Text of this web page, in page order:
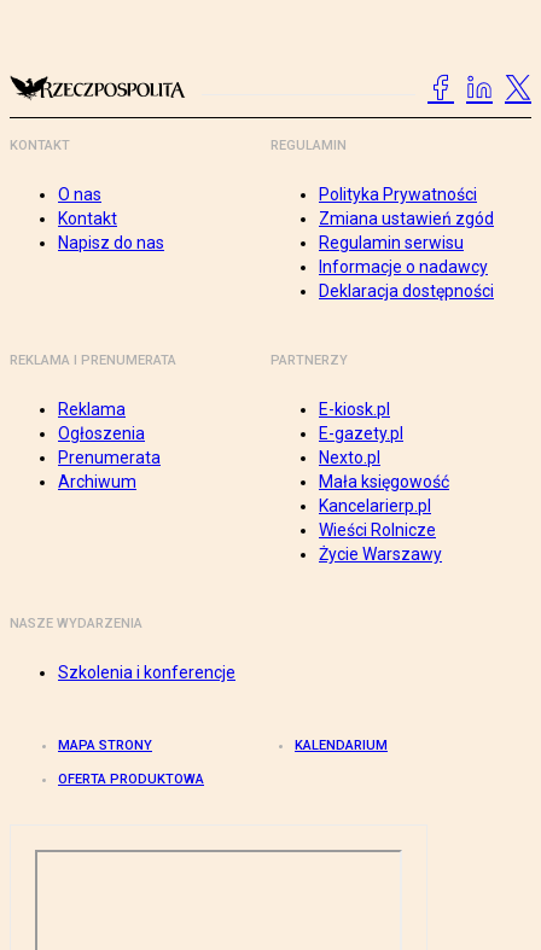
KONTAKT
O nas
Kontakt
Napisz do nas
REGULAMIN
Polityka Prywatności
Zmiana ustawień zgód
Regulamin serwisu
Informacje o nadawcy
Deklaracja dostępności
REKLAMA I PRENUMERATA
Reklama
Ogłoszenia
Prenumerata
Archiwum
PARTNERZY
E-kiosk.pl
E-gazety.pl
Nexto.pl
Mała księgowość
Kancelarierp.pl
Wieści Rolnicze
Życie Warszawy
NASZE WYDARZENIA
Szkolenia i konferencje
MAPA STRONY KALENDARIUM
OFERTA PRODUKTOWA